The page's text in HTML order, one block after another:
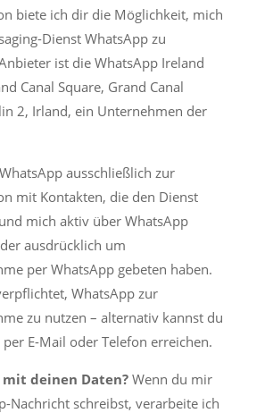
biete ich dir die Möglichkeit, mich
Dienst WhatsApp zu
ist die WhatsApp Ireland
Canal Square, Grand Canal
2, Irland, ein Unternehmen der
ausschließlich zur
mit Kontakten, die den Dienst
mich aktiv über WhatsApp
ausdrücklich um
per WhatsApp gebeten haben.
WhatsApp zur
zu nutzen – alternativ kannst du
E-Mail oder Telefon erreichen.
mit deinen Daten?Wenn du mir
Nachricht schreibst, verarbeite ich